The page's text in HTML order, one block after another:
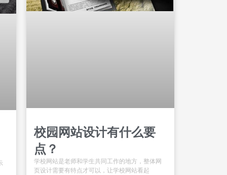
校园网站设计有什么要
点？
学校网站是老师和学生共同工作的地方，整体网
页设计需要有特点才可以，让学校网站看起